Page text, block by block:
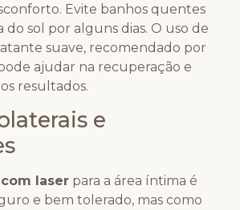
Evite banhos quentes
do sol por alguns dias. O uso de
suave, recomendado por
ajudar na recuperação e
resultados.
e
laser para a área íntima é
e bem tolerado, mas como